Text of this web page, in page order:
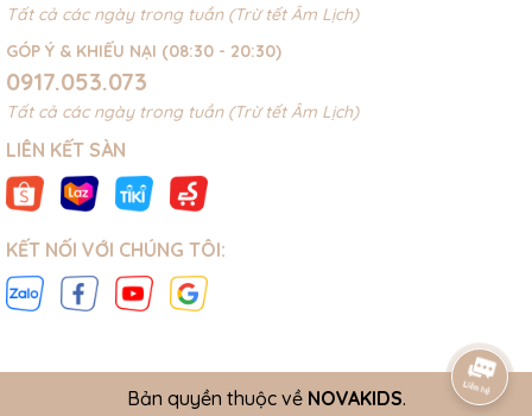
Tất cả các ngày trong tuần (Trừ tết Âm Lịch)
GÓP Ý & KHIẾU NẠI (08:30 - 20:30)
0917.053.073
Tất cả các ngày trong tuần (Trừ tết Âm Lịch)
LIÊN KẾT SÀN
KẾT NỐI VỚI CHÚNG TÔI:
Bản quyền thuộc về NOVAKIDS.